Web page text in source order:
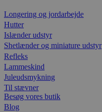
Longering og jordarbejde
Hutter
Islænder udstyr
Shetlænder og miniature udstyr
Refleks
Lammeskind
Juleudsmykning
Til stævner
Besøg vores butik
Blog